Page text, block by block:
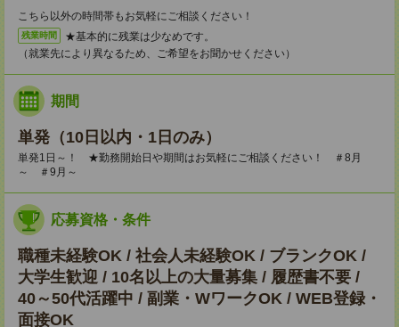
こちら以外の時間帯もお気軽にご相談ください！
残業時間
★基本的に残業は少なめです。
（就業先により異なるため、ご希望をお聞かせください）
期間
単発（10日以内・1日のみ）
単発1日～！ ★勤務開始日や期間はお気軽にご相談ください！ ＃8月
～ ＃9月～
応募資格・条件
職種未経験OK / 社会人未経験OK / ブランクOK /
大学生歓迎 / 10名以上の大量募集 / 履歴書不要 /
40～50代活躍中 / 副業・WワークOK / WEB登録・
面接OK